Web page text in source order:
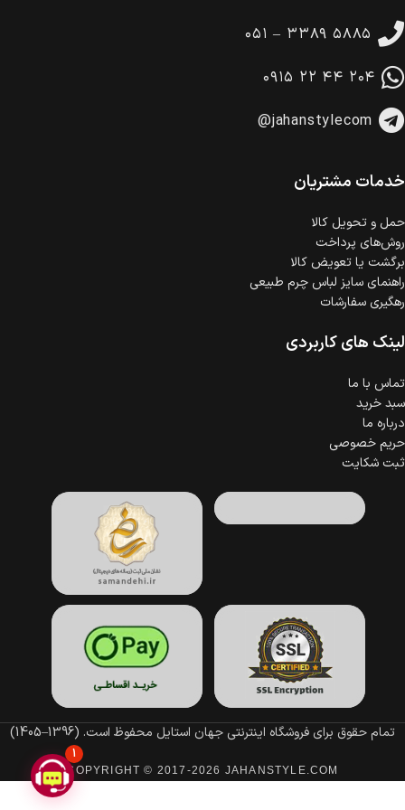
در هنگام خرید محصول، امکان انتخاب پرداخت در محل
وجود دارد.
خرید اقساطی با شرایط آسان و بدون ضامن امکان‌پذیر
است.
گارانتی معتبر برای تمامی محصولات ارائه می‌شود.
۰۵۱ – ۳۳۸۹ ۵۸۸۵
۰۹۱۵ ۲۲ ۴۴ ۲۰۴
@jahanstylecom
خدمات مشتریان
حمل‌ و تحویل کالا
روش‌های پرداخت
برگشت یا تعویض کالا
راهنمای سایز لباس چرم طبیعی
رهگیری سفارشات
لینک های کاربردی
تماس با ما
سبد خرید
درباره ما
حریم خصوصی
ثبت شکایت
تمام حقوق برای فروشگاه اینترنتی جهان استایل محفوظ است. (1396–1405)
COPYRIGHT © 2017-2026 JAHANSTYLE.COM
1